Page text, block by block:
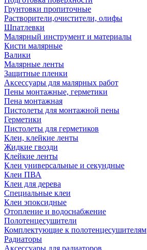
Грунтовки пропиточные
Растворители,очистители, олифы
Шпатлевки
Малярный инструмент и материалы
Кисти малярные
Валики
Малярные ленты
Защитные пленки
Аксессуары для малярных работ
Пены монтажные, герметики
Пена монтажная
Пистолеты для монтажной пены
Герметики
Пистолеты для герметиков
Клеи, клейкие ленты
Жидкие гвозди
Клейкие ленты
Клеи универсальные и секундные
Клеи ПВА
Клеи для дерева
Специальные клеи
Клеи эпоксидные
Отопление и водоснабжение
Полотенцесушители
Комплектующие к полотенцесушителям
Радиаторы
Аксессуары для радиаторов